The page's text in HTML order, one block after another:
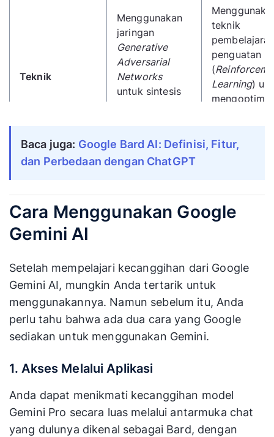
Teknik
Menggunakan
jaringan
Generative
Adversarial
Networks
untuk sintesis
teknik
penguatan
(
Learning)
Hasil
Menghasilkan
konten visual
yang
khusus
pengguna.
model
diterapkan.
Skalabilitas
Berfokus pada
kemampuan
menghasilkan
beragam dan
tinggi dalam
skala besar.
Baca juga: Google Bard AI: Definisi, Fitur,
dan Perbedaan dengan ChatGPT
Cara Menggunakan Google
Gemini AI
Setelah mempelajari kecanggihan dari Google
Gemini AI, mungkin Anda tertarik untuk
menggunakannya. Namun sebelum itu, Anda
perlu tahu bahwa ada dua cara yang Google
sediakan untuk menggunakan Gemini.
1. Akses Melalui Aplikasi
Anda dapat menikmati kecanggihan model
Gemini Pro secara luas melalui antarmuka chat
yang dulunya dikenal sebagai Bard, dengan